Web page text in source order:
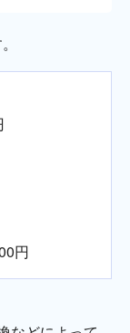
円